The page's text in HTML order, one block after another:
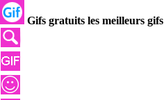
Gifs gratuits les meilleurs gifs